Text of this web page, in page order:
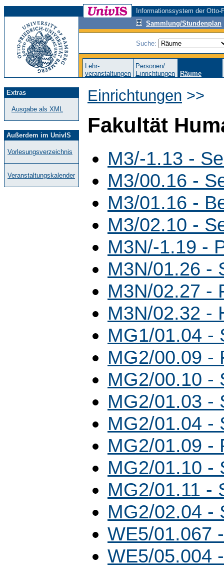
Informationssystem der
Sammlung/Stundenplan
Suche:
Lehr-
veranstaltungen
Personen/
Einrichtungen
Räume
Extras
Ausgabe als XML
Außerdem im UnivIS
Vorlesungsverzeichnis
Veranstaltungskalender
Einrichtungen >>
Fakultät
M3/-1.13 -
M3/00.16 -
M3/01.16 -
M3/02.10 -
M3N/-1.19 -
M3N/01.26 -
M3N/02.27 -
M3N/02.32 -
MG1/01.04 -
MG2/00.09 -
MG2/00.10 -
MG2/01.03 -
MG2/01.04 -
MG2/01.09 -
MG2/01.10 -
MG2/01.11 -
MG2/02.04 -
WE5/01.067
WE5/05.004